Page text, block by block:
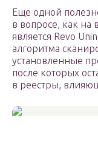
Еще одной
в вопросе, как на
является Revo
алгоритма
установленные
после которых
в реестры,